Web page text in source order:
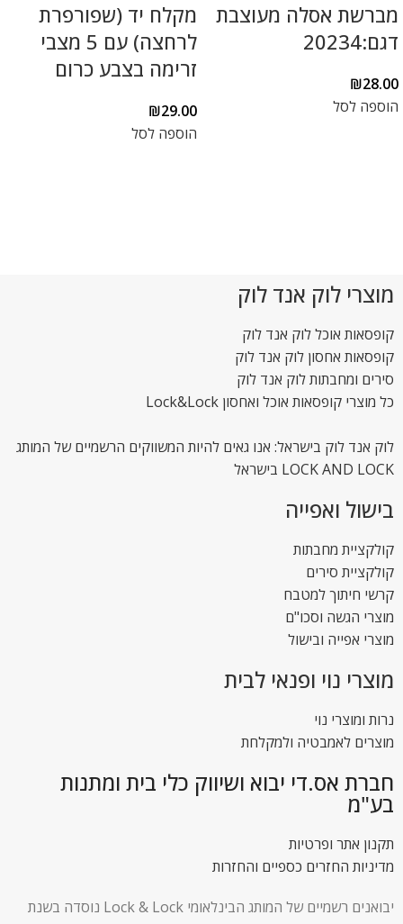
מברשת אסלה מעוצבת
דגם:20234
₪28.00
הוספה לסל
מקלח יד (שפורפרת
לרחצה) עם 5 מצבי
זרימה בצבע כרום
₪29.00
הוספה לסל
מוצרי לוק אנד לוק
קופסאות אוכל לוק אנד לוק
קופסאות אחסון לוק אנד לוק
סירים ומחבתות לוק אנד לוק
כל מוצרי קופסאות אוכל ואחסון Lock&Lock
לוק אנד לוק בישראל: אנו גאים להיות המשווקים הרשמיים של המותג
LOCK AND LOCK בישראל
בישול ואפייה
קולקציית מחבתות
קולקציית סירים
קרשי חיתוך למטבח
מוצרי הגשה וסכו"ם
מוצרי אפייה ובישול
מוצרי נוי ופנאי לבית
נרות ומוצרי נוי
מוצרים לאמבטיה ולמקלחת
חברת אס.די יבוא ושיווק כלי בית ומתנות
בע"מ
תקנון אתר ופרטיות
מדיניות החזרים כספיים והחזרות
יבואנים רשמיים של המותג הבינלאומי Lock & Lock נוסדה בשנת